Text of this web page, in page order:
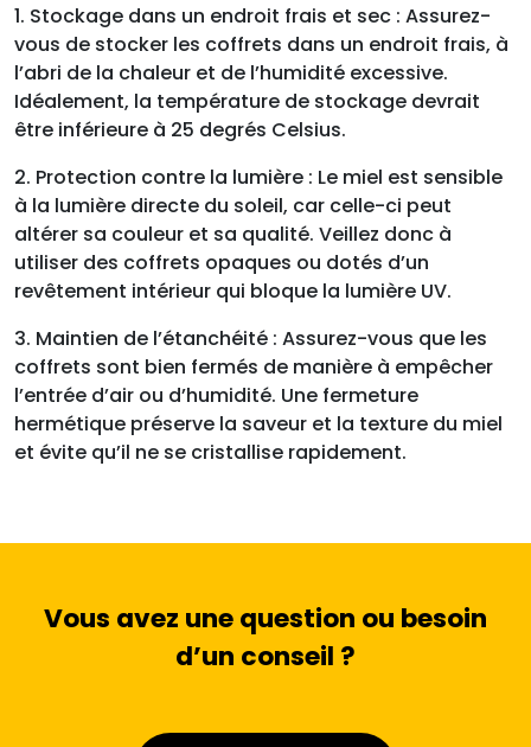
1. Stockage dans un endroit frais et sec : Assurez-
vous de stocker les coffrets dans un endroit frais, à
l’abri de la chaleur et de l’humidité excessive.
Idéalement, la température de stockage devrait
être inférieure à 25 degrés Celsius.
2. Protection contre la lumière : Le miel est sensible
à la lumière directe du soleil, car celle-ci peut
altérer sa couleur et sa qualité. Veillez donc à
utiliser des coffrets opaques ou dotés d’un
revêtement intérieur qui bloque la lumière UV.
3. Maintien de l’étanchéité : Assurez-vous que les
coffrets sont bien fermés de manière à empêcher
l’entrée d’air ou d’humidité. Une fermeture
hermétique préserve la saveur et la texture du miel
et évite qu’il ne se cristallise rapidement.
Vous avez une question ou besoin
d’un conseil ?